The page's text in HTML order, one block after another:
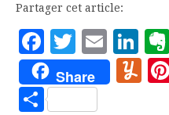
Partager cet article:
Facebook
Twitter
Share
Partager